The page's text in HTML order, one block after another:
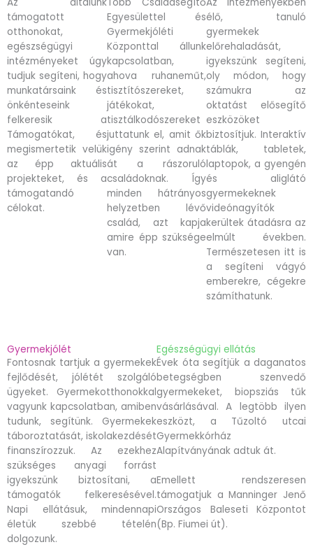
támogatott
otthonokat,
egészségügyi
intézményeket úgy
tudjuk segíteni, hogy
munkatársaink és
önkénteseink
felkeresik a
Támogatókat, és
megismertetik velük
az épp aktuális
projekteket, és a
támogatandó
célokat.
Egyesülettel és
Gyermekjóléti
Központtal állunk
kapcsolatban,
ahova ruhaneműt,
tisztítószereket,
játékokat,
tisztálkodószereket
juttatunk el, amit ők
igény szerint adnak
át a rászoruló
családoknak. Így
minden hátrányos
helyzetben lévő
család, azt kapja
amire épp szüksége
van.
élő, tanuló
gyermekek
előrehaladását,
igyekszünk segíteni,
oly módon, hogy
számukra az
oktatást elősegítő
eszközöket
biztosítjuk. Interaktív
táblák, tabletek,
laptopok, a gyengén
és aliglátó
gyermekeknek
videónagyítók
kerültek átadásra az
elmúlt években.
Természetesen itt is
a segíteni vágyó
emberekre, cégekre
számíthatunk.
Gyermekjólét
Fontosnak tartjuk a gyermekek
fejlődését, jólétét szolgáló
ügyeket. Gyermekotthonokkal
vagyunk kapcsolatban, amiben
tudunk, segítünk. Gyermekek
táboroztatását, iskolakezdését
finanszírozzuk. Az ezekhez
szükséges anyagi forrást
igyekszünk biztosítani, a
támogatók felkeresésével.
Napi ellátásuk, mindennapi
életük szebbé tételén
dolgozunk.
Egészségügyi ellátás
Évek óta segítjük a daganatos
betegségben szenvedő
gyermekeket, biopsziás tűk
vásárlásával. A legtöbb ilyen
eszközt, a Tűzoltó utcai
Gyermekkórház
Alapítványának adtuk át.
Emellett rendszeresen
támogatjuk a Manninger Jenő
Országos Baleseti Központot
(Bp. Fiumei út).